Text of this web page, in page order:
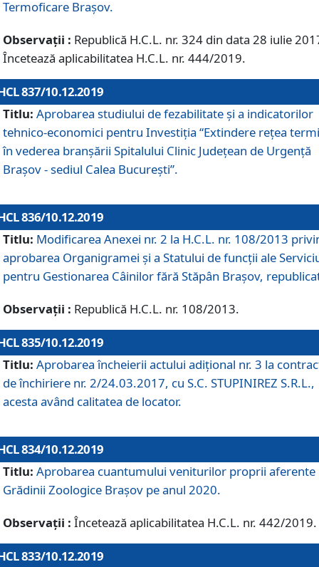
Termoficare Braşov.
Observații : Republică H.C.L. nr. 324 din data 28 iulie
Încetează aplicabilitatea H.C.L. nr. 444/2019.
837/10.12.2019
Titlu: Aprobarea studiului de fezabilitate și a indicatorilor
tehnico-economici pentru Investiția “Extindere rețea
în vederea branșării Spitalului Clinic Județean de Urgență
Brașov - sediul Calea București”.
836/10.12.2019
Titlu: Modificarea Anexei nr. 2 la H.C.L. nr. 108/2013
aprobarea Organigramei şi a Statului de funcții ale
pentru Gestionarea Câinilor fără Stăpân Brașov,
Observații : Republică H.C.L. nr. 108/2013.
835/10.12.2019
Titlu: Aprobarea încheierii actului adițional nr. 3 la
de închiriere nr. 2/24.03.2017, cu S.C. STUPINIREZ S.R.L.,
acesta având calitatea de locator.
834/10.12.2019
Titlu: Aprobarea cuantumului veniturilor proprii aferente
Grădinii Zoologice Braşov pe anul 2020.
Observații : Încetează aplicabilitatea H.C.L. nr. 442/2019.
833/10.12.2019